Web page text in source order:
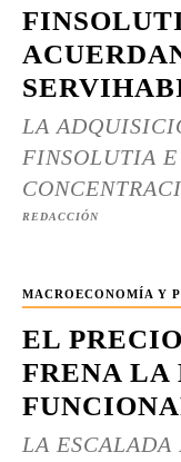
LA
FINSOLUTIA
REDACCIÓN
MACROECONOMÍA Y
EL
FRENA LA
LA